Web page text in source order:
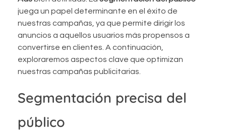
juega un papel determinante en el éxito de
nuestras campañas, ya que permite dirigir los
anuncios a aquellos usuarios más propensos a
convertirse en clientes. A continuación,
exploraremos aspectos clave que optimizan
nuestras campañas publicitarias.
Segmentación precisa del
público